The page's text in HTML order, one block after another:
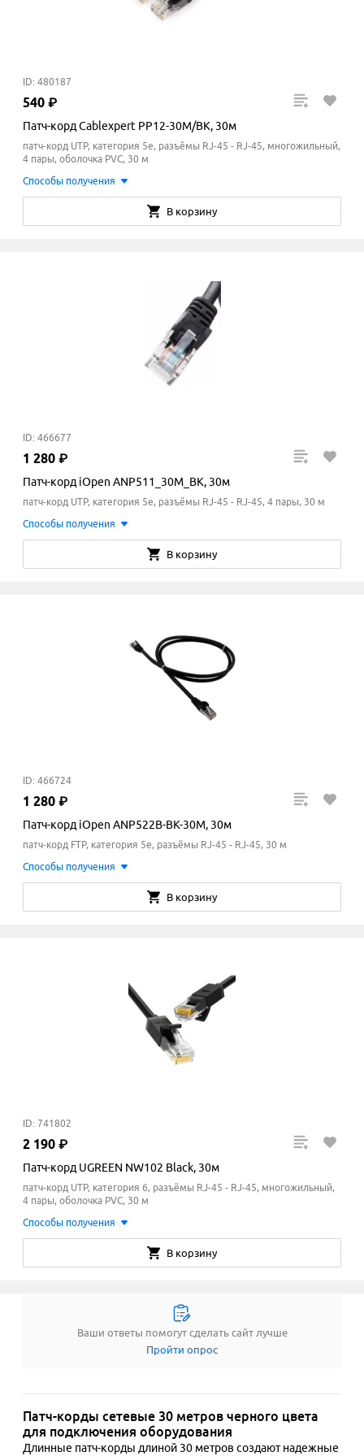
ID: 480187
540 ₽
Патч-корд Cablexpert PP12-30M/BK, 30м
патч-корд UTP, категория 5e, разъёмы RJ-45 - RJ-45, многожильный,
4 пары, оболочка PVC, 30 м
Способы получения
В корзину
ID: 466677
1 280 ₽
Патч-корд iOpen ANP511_30M_BK, 30м
патч-корд UTP, категория 5e, разъёмы RJ-45 - RJ-45, 4 пары, 30 м
Способы получения
В корзину
ID: 466724
1 280 ₽
Патч-корд iOpen ANP522B-BK-30M, 30м
патч-корд FTP, категория 5e, разъёмы RJ-45 - RJ-45, 30 м
Способы получения
В корзину
ID: 741802
2 190 ₽
Патч-корд UGREEN NW102 Black, 30м
патч-корд UTP, категория 6, разъёмы RJ-45 - RJ-45, многожильный,
4 пары, оболочка PVC, 30 м
Способы получения
В корзину
Ваши ответы помогут сделать сайт лучше
Пройти опрос
Патч-корды сетевые 30 метров черного цвета
для подключения оборудования
Длинные патч-корды длиной 30 метров создают надежные